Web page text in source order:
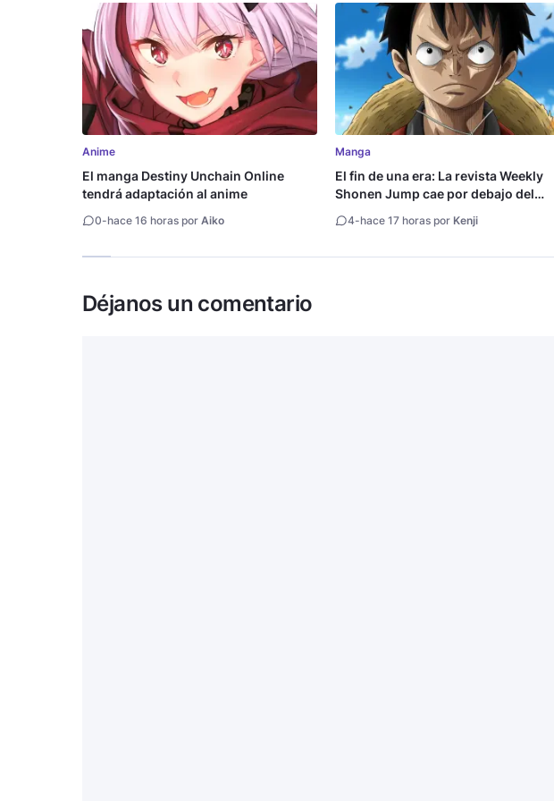
Anime
El manga Destiny Unchain Online
tendrá adaptación al anime
0-hace 16 horas por Aiko
Manga
El fin de una era: La revista Weekly
Shonen Jump cae por debajo del
4-hace 17 horas por Kenji
Déjanos un comentario